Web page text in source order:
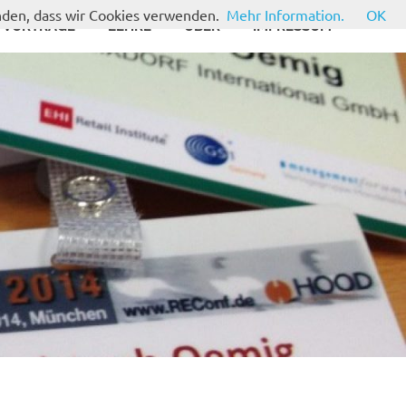
VORTRÄGE LEHRE ÜBER IMPRESSUM
dass wir Cookies verwenden. Mehr Information. OK